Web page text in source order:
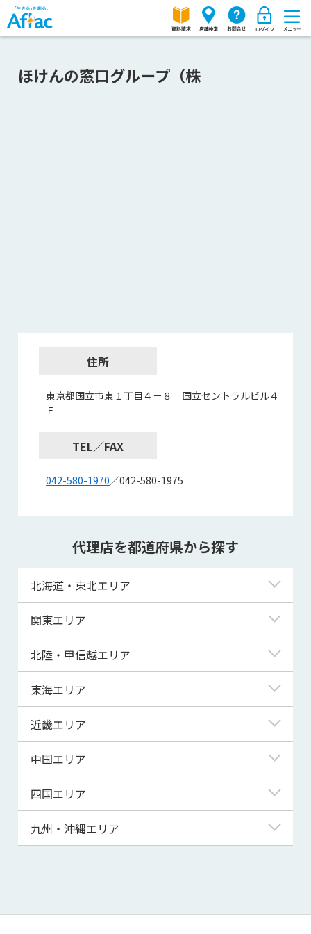
ほけんの窓口グループ（株
住所
東京都国立市東１丁目４－８ 国立セントラルビル４
Ｆ
TEL／FAX
042-580-1970／042-580-1975
代理店を都道府県から探す
北海道・東北エリア
北海道
青森県
宮城県
秋田県
山形県
関東エリア
東京都
神奈川県
埼玉県
千葉県
茨城県
群馬県
北陸・甲信越エリア
新潟県
富山県
福井県
山梨県
長野県
東海エリア
岐阜県
静岡県
三重県
近畿エリア
滋賀県
京都府
大阪府
兵庫県
和歌山県
中国エリア
鳥取県
島根県
山口県
四国エリア
徳島県
高知県
九州・沖縄エリア